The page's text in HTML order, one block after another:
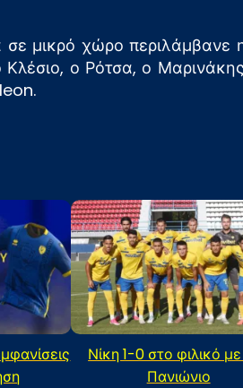
σε μικρό χώρο
ο Ρότσα, ο
Νίκη 1-0 στο φιλικό
Πανιώνιο